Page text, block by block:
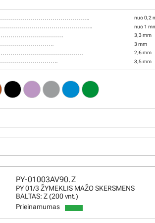
nuo 0,2
nuo 1
3,3 mm
3 mm
2,6 mm
3,5 mm
PY-01003AV90.Z
PY 01/3 ŽYMEKLIS MAŽO SKERSMENS
BALTAS: Z (200 vnt.)
Prieinamumas